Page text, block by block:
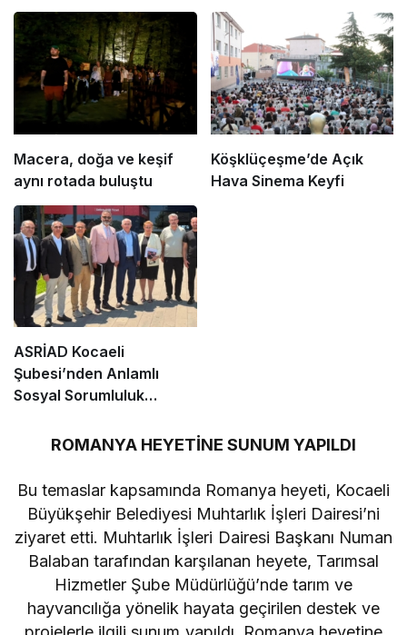
Macera, doğa ve keşif
aynı rotada buluştu
Köşklüçeşme’de Açık
Hava Sinema Keyfi
ASRİAD Kocaeli
Şubesi’nden Anlamlı
Sosyal Sorumluluk
ROMANYA HEYETİNE SUNUM YAPILDI
Bu temaslar kapsamında Romanya heyeti, Kocaeli
Büyükşehir Belediyesi Muhtarlık İşleri Dairesi’ni
ziyaret etti. Muhtarlık İşleri Dairesi Başkanı Numan
Balaban tarafından karşılanan heyete, Tarımsal
Hizmetler Şube Müdürlüğü’nde tarım ve
hayvancılığa yönelik hayata geçirilen destek ve